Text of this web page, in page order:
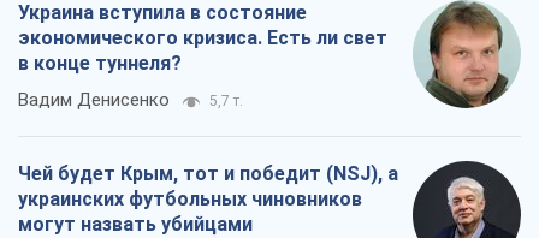
Украина вступила в состояние
экономического кризиса. Есть ли свет
в конце туннеля?
Вадим Денисенко 5,7 т.
Чей будет Крым, тот и победит (NSJ), а
украинских футбольных чиновников
могут назвать убийцами